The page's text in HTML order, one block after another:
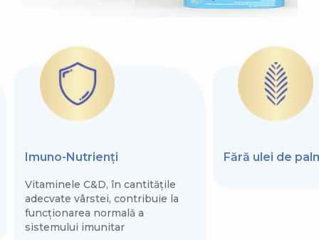
Imuno-Nutrienți
Vitaminele C&D, în cantitățile
adecvate vârstei, contribuie la
funcționarea normală a
sistemului imunitar
Fără ulei de